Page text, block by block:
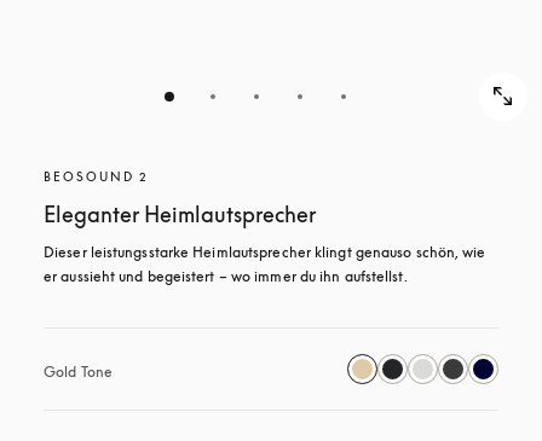
BEOSOUND 2
Eleganter Heimlautsprecher
Dieser leistungsstarke Heimlautsprecher klingt genauso schön, wie
er aussieht und begeistert – wo immer du ihn aufstellst.
Gold Tone